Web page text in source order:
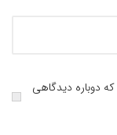
دوباره دیدگاهی